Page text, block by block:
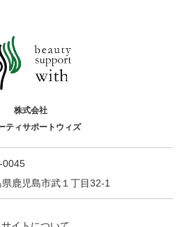
株式会社
ティサポートウィズ
0045
県鹿児島市武１丁目32-1